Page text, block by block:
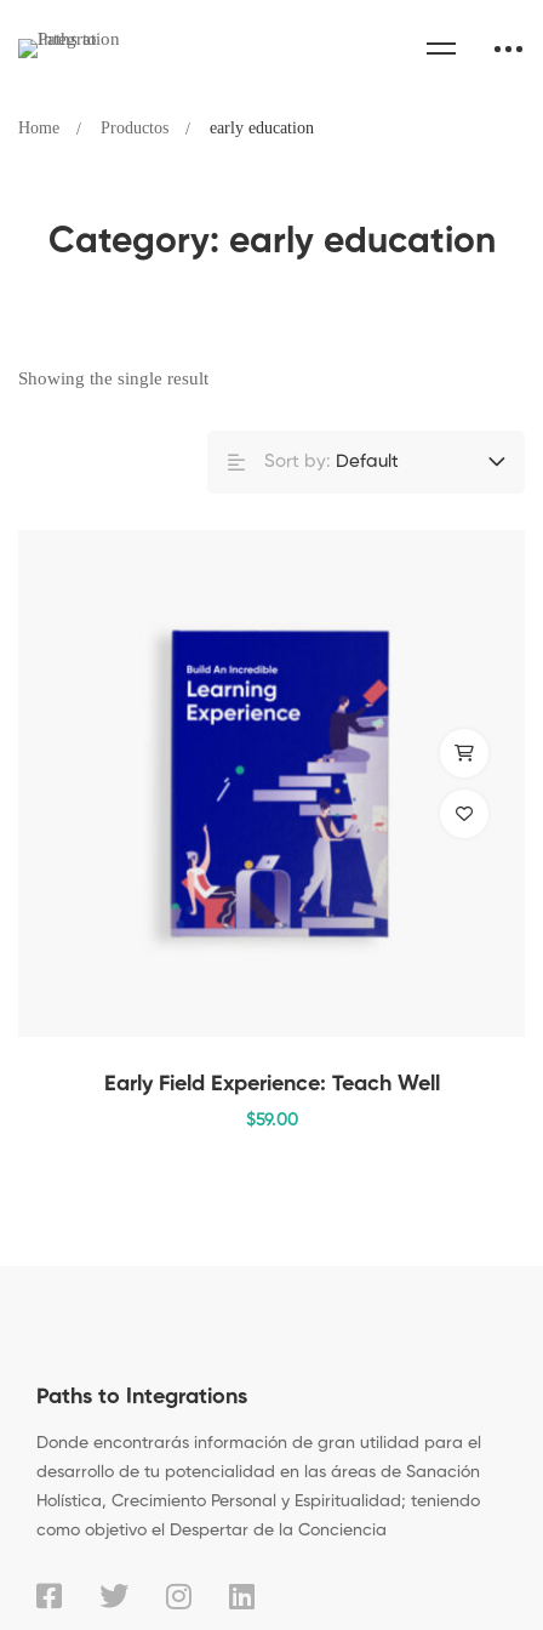
Category: early education
Home Productos early education
Showing the single result
Sort by: Default
Early Field Experience: Teach Well
$59.00
Paths to Integrations
Donde encontrarás información de gran utilidad para el
desarrollo de tu potencialidad en las áreas de Sanación
Holística, Crecimiento Personal y Espiritualidad; teniendo
como objetivo el Despertar de la Conciencia